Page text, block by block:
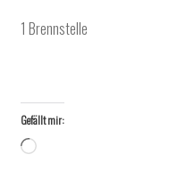
1 Brennstelle
Gefällt mir:
Wird